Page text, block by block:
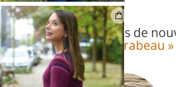
a imaginé pour vous de
pourle pull « Pont Mirabeau »